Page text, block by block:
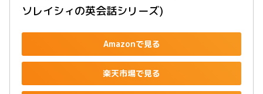
ソレイシィの英会話シリーズ)
Amazonで見る
楽天市場で見る